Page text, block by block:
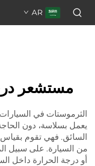
AR
مستشعر
الثرموستات في
يعمل بسلاسة، دون
السائق. فهي تقوم
من السيارة. على سبيل
أو درجة الحرارة داخل